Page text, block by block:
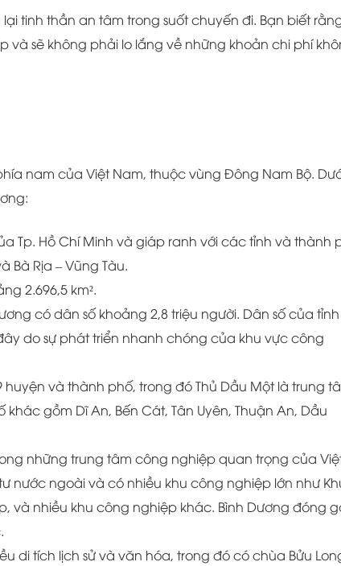
tinh thần an tâm trong suốt chuyến đi. Bạn biết
sẽ không phải lo lắng về những khoản chi phí
nam của Việt Nam, thuộc vùng Đông Nam Bộ.
Tp. Hồ Chí Minh và giáp ranh với các tỉnh và thành
Bà Rịa – Vũng Tàu.
2.696,5 km².
có dân số khoảng 2,8 triệu người. Dân số của tỉnh
do sự phát triển nhanh chóng của khu vực công
và thành phố, trong đó Thủ Dầu Một là trung
gồm Dĩ An, Bến Cát, Tân Uyên, Thuận An, Dầu
những trung tâm công nghiệp quan trọng của
nước ngoài và có nhiều khu công nghiệp lớn như
và nhiều khu công nghiệp khác. Bình Dương đóng
di tích lịch sử và văn hóa, trong đó có chùa Bửu